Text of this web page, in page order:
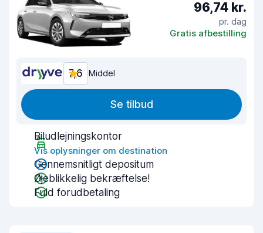
96,74 kr.
pr. dag
Gratis afbestilling
7,6 Middel
Se tilbud
Biludlejningskontor
Vis oplysninger om destination
Gennemsnitligt depositum
Øjeblikkelig bekræftelse!
Fuld forudbetaling